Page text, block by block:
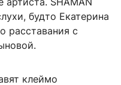
будто Екатерина
расставания с
клеймо